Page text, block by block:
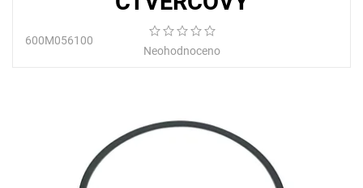
600M056100
Neohodnoceno